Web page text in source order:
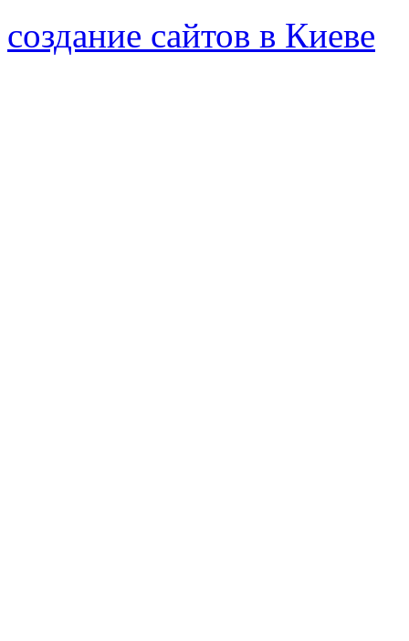
создание сайтов в Киеве